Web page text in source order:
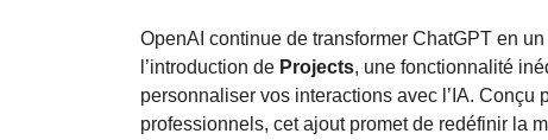
OpenAI continue de transformer ChatGPT en
l’introduction de Projects, une fonctionnalité
personnaliser vos interactions avec l’IA.
professionnels, cet ajout promet de redéfinir la